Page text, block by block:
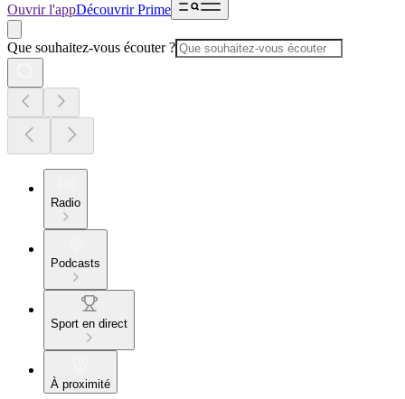
Ouvrir l'appDécouvrir Prime
Que souhaitez-vous écouter ?
Radio
Podcasts
Sport en direct
À proximité